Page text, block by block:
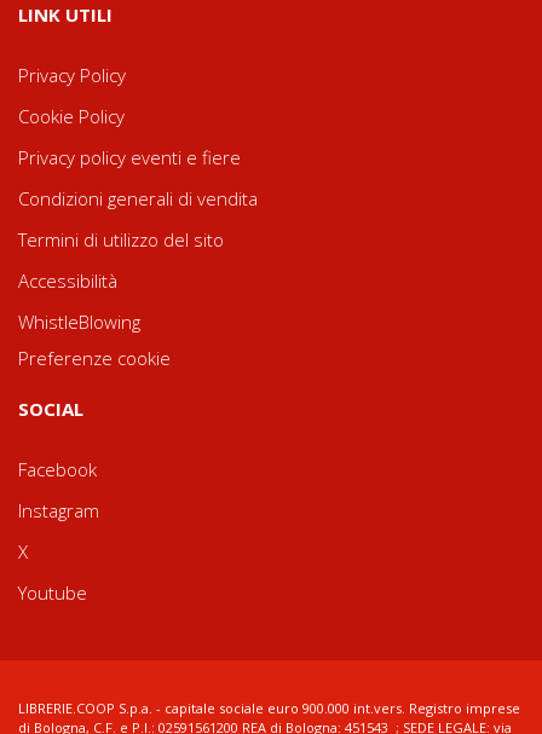
LINK UTILI
Privacy Policy
Cookie Policy
Privacy policy eventi e fiere
Condizioni generali di vendita
Termini di utilizzo del sito
Accessibilità
WhistleBlowing
Preferenze cookie
SOCIAL
Facebook
Instagram
X
Youtube
LIBRERIE.COOP S.p.a. - capitale sociale euro 900.000 int.vers. Registro imprese
di Bologna, C.F. e P.I.: 02591561200 REA di Bologna: 451543 ; SEDE LEGALE: via